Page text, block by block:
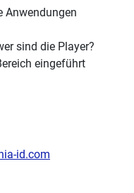
Anwendungen
sind die Player?
eingeführt
id.com